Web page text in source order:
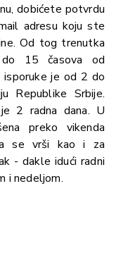
dobićete potvrdu
adresu koju ste
Od tog trenutka
do 15 časova od
je od 2 do
Republike Srbije.
2 radna dana. U
preko vikenda
se vrši kao i za
- dakle idući radni
i nedeljom.